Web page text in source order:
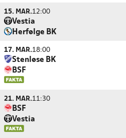
15. MAR.12:00
Vestia
Herfølge BK
17. MAR.18:00
Stenløse BK
BSF
21. MAR.11:30
BSF
Vestia